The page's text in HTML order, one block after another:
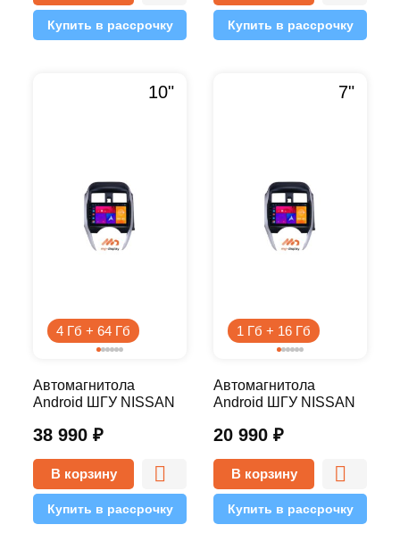
Купить в рассрочку Купить в рассрочку
4 Гб + 64 Гб
10"
38 990 ₽
Автомагнитола
Android ШГУ NISSAN
2012 10 дюймов - 10.1
В корзину
Купить в рассрочку
1 Гб + 16 Гб
7"
20 990 ₽
Автомагнитола
Android ШГУ NISSAN
2012 10 дюймов - 9.1
В корзину
Купить в рассрочку